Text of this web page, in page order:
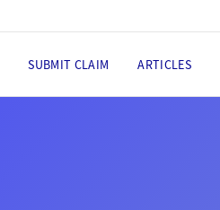
SUBMIT CLAIM ARTICLES